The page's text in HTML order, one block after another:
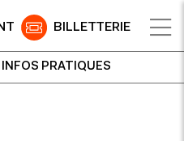
BILLETTERIE
INFOS PRATIQUES